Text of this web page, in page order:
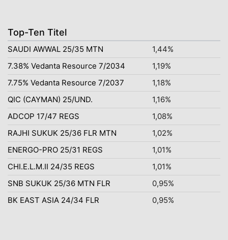
Top-Ten Titel
SAUDI AWWAL 25/35 MTN
1,44%
7.38% Vedanta Resource 7/2034
1,19%
7.75% Vedanta Resource 7/2037
1,18%
QIC (CAYMAN) 25/UND.
1,16%
ADCOP 17/47 REGS
1,08%
RAJHI SUKUK 25/36 FLR MTN
1,02%
ENERGO-PRO 25/31 REGS
1,01%
CHI.E.L.M.II 24/35 REGS
1,01%
SNB SUKUK 25/36 MTN FLR
0,95%
BK EAST ASIA 24/34 FLR
0,95%